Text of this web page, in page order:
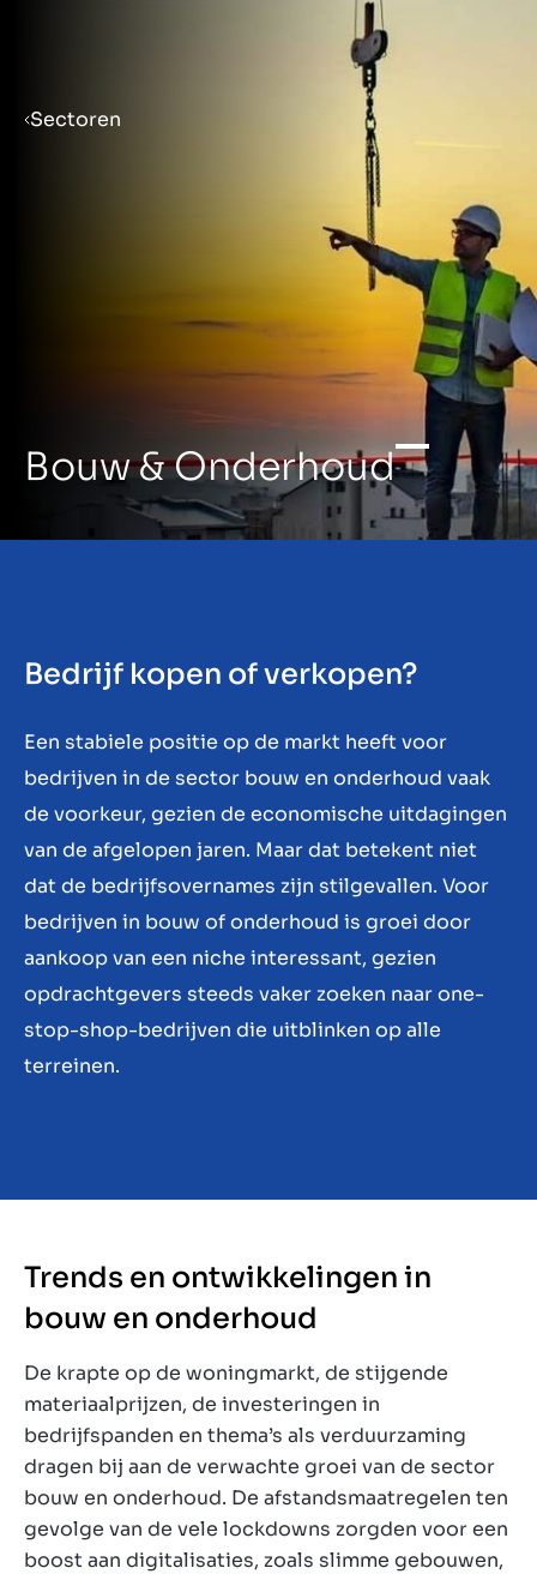
Bedrijf verkoopklaar maken
Bedrijf kopen
Sectoren
Bouw & Onderhoud
Bedrijf kopen of verkopen?
Een stabiele positie op de markt heeft voor
bedrijven in de sector bouw en onderhoud vaak
de voorkeur, gezien de economische uitdagingen
van de afgelopen jaren. Maar dat betekent niet
dat de bedrijfsovernames zijn stilgevallen. Voor
bedrijven in bouw of onderhoud is groei door
aankoop van een niche interessant, gezien
opdrachtgevers steeds vaker zoeken naar one-
stop-shop-bedrijven die uitblinken op alle
terreinen.
Trends en ontwikkelingen in
bouw en onderhoud
De krapte op de woningmarkt, de stijgende
materiaalprijzen, de investeringen in
bedrijfspanden en thema’s als verduurzaming
dragen bij aan de verwachte groei van de sector
bouw en onderhoud. De afstandsmaatregelen ten
gevolge van de vele lockdowns zorgden voor een
boost aan digitalisaties, zoals slimme gebouwen,